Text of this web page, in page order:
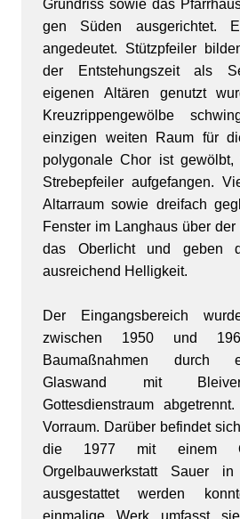
Grundriss sowie das
gen Süden ausgerichtet.
angedeutet. Stützpfeiler
der Entstehungszeit als
eigenen Altären genutzt
Kreuzrippengewölbe
einzigen weiten Raum für
polygonale Chor ist
Strebepfeiler aufgefangen.
Altarraum sowie dreifach
Fenster im Langhaus über
das Oberlicht und geben
ausreichend Helligkeit.
Der Eingangsbereich
zwischen 1950 und
Baumaßnahmen durch
Glaswand mit
Gottesdienstraum
Vorraum. Darüber befindet
die 1977 mit einem
Orgelbauwerkstatt Sauer
ausgestattet werden